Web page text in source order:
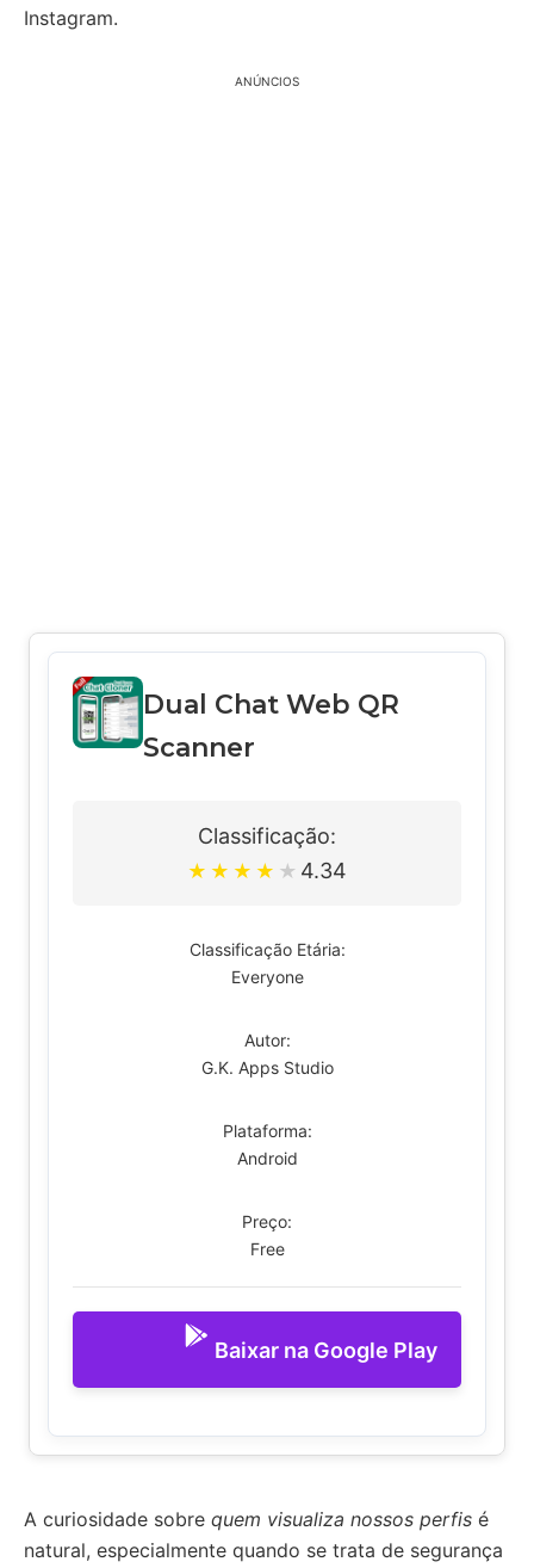
Instagram.
ANÚNCIOS
Dual Chat Web QR
Scanner
Classificação:
★ ★ ★ ★ ★ 4.34
Classificação Etária:
Everyone
Autor:
G.K. Apps Studio
Plataforma:
Android
Preço:
Free
Baixar na Google Play
A curiosidade sobre quem visualiza nossos perfis é
natural, especialmente quando se trata de segurança